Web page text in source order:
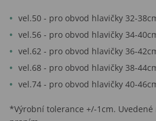
vel.50 - pro obvod hlavičky 32-
vel.56 - pro obvod hlavičky 34-
vel.62 - pro obvod hlavičky 36-
vel.68 - pro obvod hlavičky 38-
vel.74 - pro obvod hlavičky 40-
*Výrobní tolerance +/-1cm.